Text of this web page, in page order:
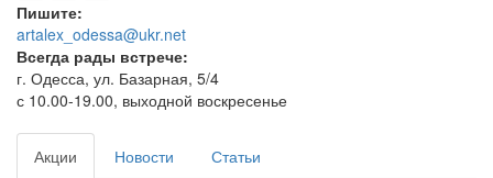
Пишите:
artalex_odessa@ukr.net
Всегда рады встрече:
г. Одесса, ул. Базарная, 5/4
с 10.00-19.00, выходной воскресенье
Акции Новости
Статьи